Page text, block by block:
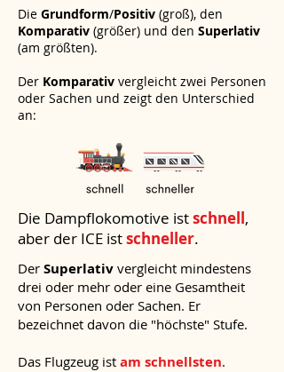
Die Grundform/Positiv (groß), den
Komparativ (größer) und den Superlativ
(am größten).
Der Komparativ vergleicht zwei Personen
oder Sachen und zeigt den Unterschied
an:
Die Dampflokomotive istschnell,
aber der ICE istschneller.
Der Superlativ vergleicht mindestens
drei oder mehr oder eine Gesamtheit
von Personen oder Sachen. Er
bezeichnet davon die "höchste" Stufe.
​Das Flugzeug ist am schnellsten.